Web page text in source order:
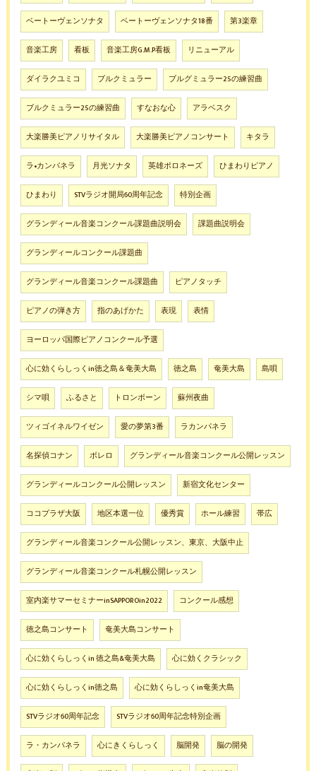
ベートーヴェンソナタ ベートーヴェンソナタ18番 第3楽章
音楽工房 看板 音楽工房G.M.P看板 リニューアル
ダイラクユミコ ブルクミュラー ブルグミュラー25の練習曲
ブルクミュラー25の練習曲 すなおな心 アラベスク
大楽勝美ピアノリサイタル 大楽勝美ピアノコンサート キタラ
ラ•カンパネラ 月光ソナタ 英雄ポロネーズ ひまわりピアノ
ひまわり STVラジオ開局60周年記念 特別企画
グランディール音楽コンクール課題曲説明会 課題曲説明会
グランディールコンクール課題曲
グランディール音楽コンクール課題曲 ピアノタッチ
ピアノの弾き方 指のあげかた 表現 表情
ヨーロッパ国際ピアノコンクール予選
心に効くらしっくin徳之島＆奄美大島 徳之島 奄美大島 島唄
シマ唄 ふるさと トロンボーン 蘇州夜曲
ツィゴイネルワイゼン 愛の夢第3番 ラカンパネラ
名探偵コナン ボレロ グランディール音楽コンクール公開レッスン
グランディールコンクール公開レッスン 新宿文化センター
ココプラザ大阪 地区本選一位 優秀賞 ホール練習 帯広
グランディール音楽コンクール公開レッスン、東京、大阪中止
グランディール音楽コンクール札幌公開レッスン
室内楽サマーセミナーinSAPPOROin2022 コンクール感想
徳之島コンサート 奄美大島コンサート
心に効くらしっくin 徳之島&奄美大島 心に効くクラシック
心に効くらしっくin徳之島 心に効くらしっくin奄美大島
STVラジオ60周年記念 STVラジオ60周年記念特別企画
ラ・カンパネラ 心にきくらしっく 脳開発 脳の開発